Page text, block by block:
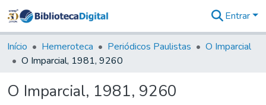
&
Coleções
Tudo na
Digital
Entrar
Início Hemeroteca Periódicos Paulistas
O Imparcial
O Imparcial, 1981, 9260
O Imparcial, 1981, 9260